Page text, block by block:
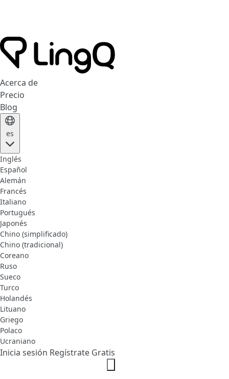
Acerca de
Precio
Blog
es
Inglés
Español
Alemán
Francés
Italiano
Portugués
Japonés
Chino (simplificado)
Chino (tradicional)
Coreano
Ruso
Sueco
Turco
Holandés
Lituano
Griego
Polaco
Ucraniano
Inicia sesión Regístrate Gratis